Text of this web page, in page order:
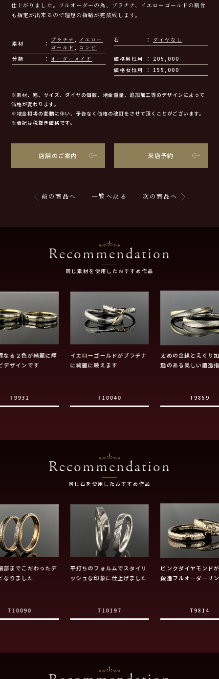
仕上がりました。フルオーダーの為、プラチナ、イエローゴールドの割合
も指定が出来るので理想の指輪が完成致します。
素材
プラチナ
イエロー
ゴールド
コンビ
石 ダイヤなし
分類 オーダーメイド 価格男性用
205,000
価格女性用
155,000
※素材、幅、サイズ、ダイヤの個数、地金重量、追加加工等のデザインによって
価格が変わります。
※地金相場の変動に伴い、予告なく価格の改訂をさせて頂くことがございます。
※表記は税抜き価格です。
店舗のご案内 来店予約
前の商品へ 一覧へ戻る 次の商品へ
Recommendation
同じ素材を使用したおすすめ作品
なる２色が綺麗に輝
デザインです
T9931
イエローゴールドがプラチナ
に綺麗に映えます
T10040
太めの金線とえぐり
趣のある美しい鍛造
T9859
Recommendation
同じ石を使用したおすすめ作品
部までこだわったデ
なりました
T10090
平打ちのフォルムでスタイリ
ッシュな印象に仕上げました
T10197
ピンクダイヤモンド
鍛造フルオーダーリ
T9814